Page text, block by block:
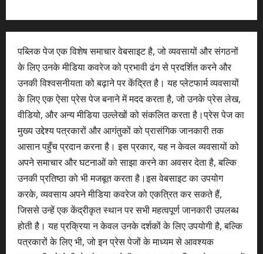
पब्लिक पेज एक विशेष समाचार वेबसाइट है, जो व्यवसायों और संगठनों
के लिए उनके मीडिया कवरेज को प्रभावी ढंग से प्रदर्शित करने और
उनकी विश्वसनीयता को बढ़ाने पर केंद्रित है। यह प्लेटफार्म व्यवसायों
के लिए एक ऐसा प्रेस पेज बनाने में मदद करता है, जो उनके प्रेस लेख,
वीडियो, और अन्य मीडिया उल्लेखों को संकलित करता है।प्रेस पेज का
मुख्य उद्देश्य पत्रकारों और आगंतुकों को प्रासंगिक जानकारी तक
आसान पहुँच प्रदान करना है। इस प्रकार, यह न केवल व्यवसायों को
अपने समाचार और घटनाओं को साझा करने का अवसर देता है, बल्कि
उनकी प्रतिष्ठा को भी मजबूत करता है।इस वेबसाइट का उपयोग
करके, व्यवसाय अपने मीडिया कवरेज को एकत्रित कर सकते हैं,
जिससे उन्हें एक केंद्रीकृत स्थान पर सभी महत्वपूर्ण जानकारी उपलब्ध
होती है। यह प्रक्रिया न केवल उनके दर्शकों के लिए उपयोगी है, बल्कि
पत्रकारों के लिए भी, जो इन प्रेस पेजों के माध्यम से आवश्यक